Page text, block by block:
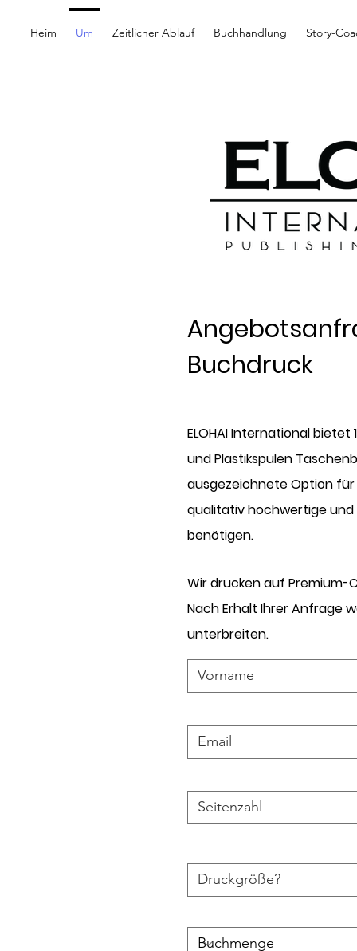
Heim Um Zeitlicher Ablauf Buchhandlung Story-
Buchdruck
ELOHAI International
und Plastikspulen
ausgezeichnete Option
qualitativ hochwertige und
benötigen.
Wir drucken auf Premium-
Nach Erhalt Ihrer Anfrage
unterbreiten.